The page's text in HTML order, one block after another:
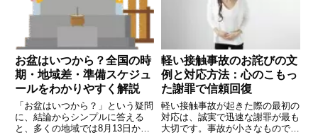
お盆はいつから？全国の時
期・地域差・準備スケジュ
ールをわかりやすく解説
「お盆はいつから？」という疑問
に、結論からシンプルに答える
と、多くの地域では8月13日から
軽い接触事故のお詫びの文
例と対応方法：心のこもっ
た謝罪で信頼回復
軽い接触事故が起きた際の最初の
対応は、誠実で迅速な謝罪が最も
大切です。事故が小さなものであ